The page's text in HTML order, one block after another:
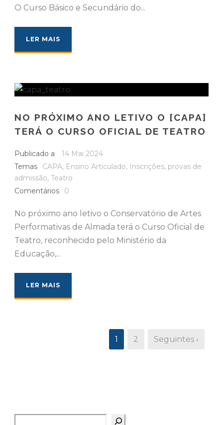
O Curso Básico e Secundário do...
LER MAIS
NO PRÓXIMO ANO LETIVO O [CAPA]
TERÁ O CURSO OFICIAL DE TEATRO
Publicado a
14 Mai 2024
Temas
CAPA, Ensino Articulado, Inscrições, provas de
admissão, Teatro
Comentários
0
No próximo ano letivo o Conservatório de Artes
Performativas de Almada terá o Curso Oficial de
Teatro, reconhecido pelo Ministério da
Educação,...
LER MAIS
1 2 Seguintes ›